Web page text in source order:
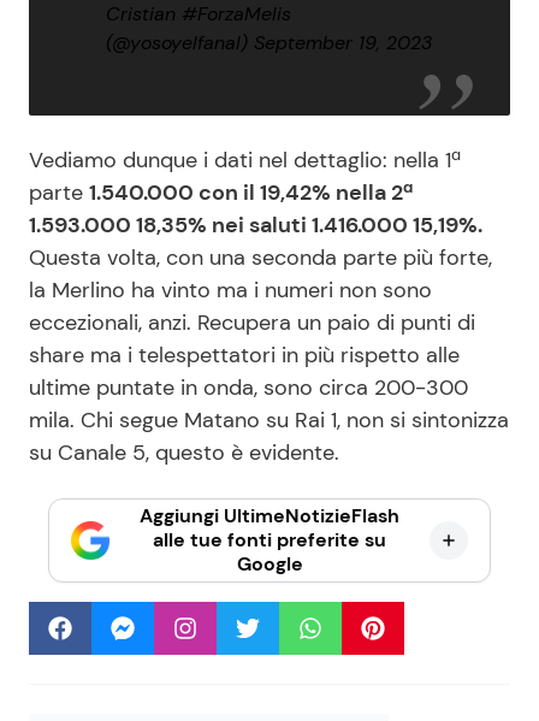
Cristian #ForzaMelis
(@yosoyelfanal) September 19, 2023
Vediamo dunque i dati nel dettaglio: nella 1ª
parte 1.540.000 con il 19,42% nella 2ª
1.593.000 18,35% nei saluti 1.416.000 15,19%.
Questa volta, con una seconda parte più forte,
la Merlino ha vinto ma i numeri non sono
eccezionali, anzi. Recupera un paio di punti di
share ma i telespettatori in più rispetto alle
ultime puntate in onda, sono circa 200-300
mila. Chi segue Matano su Rai 1, non si sintonizza
su Canale 5, questo è evidente.
Aggiungi UltimeNotizieFlash
alle tue fonti preferite su
Google